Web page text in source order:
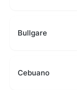
Bullgare
Cebuano